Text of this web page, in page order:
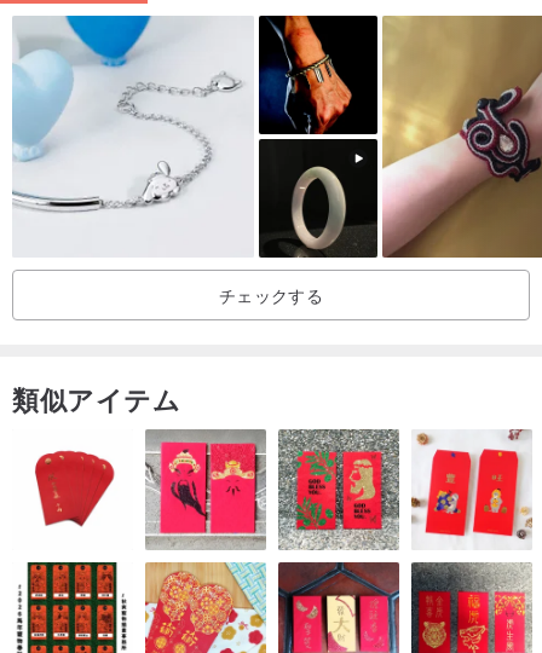
最高級ではありませんが、コストパフォーマンスが高く、自分への
ご褒美やちょっとしたギフトにも最適です。
1セットを梱包袋と同梱してお送りいたします。
忙しい生活の中で、人は自分の人生が実は自分の周りの「ささいな
こと」と絡み合っているということを徐々に忘れていきます。すべ
てのことが私たちに何かを語っているように思えます。私たちは平
穏な心を失い、本能を失っています。忙しいときに忘れていたも
広げられます。
【起源】
香港
【原材料】
白銅人造石
チェックする
類似アイテム